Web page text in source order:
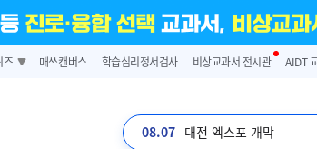
즈 매쓰캔버스 학습심리정서검사 비상교과서 전시관 AIDT
08.07 입추